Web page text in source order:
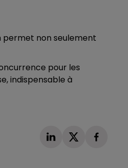
permet non seulement
pour les
indispensable à